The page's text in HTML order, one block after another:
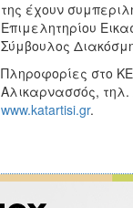
της έχουν
Επιμελητηρίου
Σύμβουλος
Πληροφορίες στο
Αλικαρνασσός, τηλ.
www.katartisi.gr.